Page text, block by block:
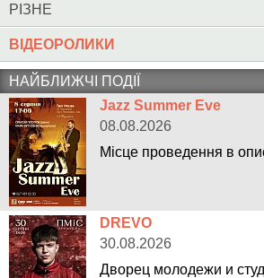
РІЗНЕ
ВІДЕОРОЛИКИ
НАЙБЛИЖЧІ ПОДІЇ
Jazz Summer Eve
08.08.2026
Місце проведення в
DREVO
30.08.2026
Дворец молодежи и